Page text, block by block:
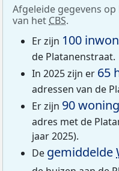
Afgeleide gegevens
van het CBS.
Er zijn 100
de Platanenstraat.
In 2025 zijn er 65
adressen van de
Er zijn 90
adres met de
jaar 2025).
De gemiddelde